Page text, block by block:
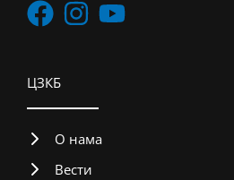
ЦЗКБ
О нама
Вести